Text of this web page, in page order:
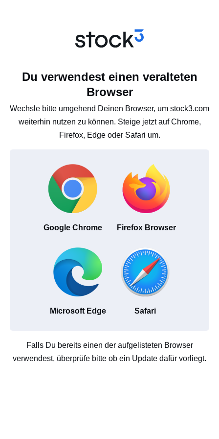
Du verwendest einen veralteten
Browser
Wechsle bitte umgehend Deinen Browser, um stock3.com
weiterhin nutzen zu können. Steige jetzt auf Chrome,
Firefox, Edge oder Safari um.
Google Chrome Firefox Browser
Microsoft Edge Safari
Falls Du bereits einen der aufgelisteten Browser
verwendest, überprüfe bitte ob ein Update dafür vorliegt.